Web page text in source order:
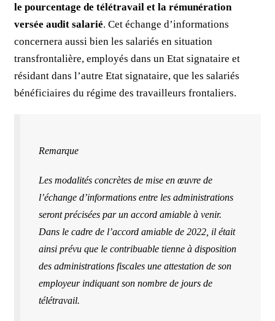
le pourcentage de télétravail et la rémunération
versée audit salarié. Cet échange d’informations
concernera aussi bien les salariés en situation
transfrontalière, employés dans un Etat signataire et
résidant dans l’autre Etat signataire, que les salariés
bénéficiaires du régime des travailleurs frontaliers.
Remarque
Les modalités concrètes de mise en œuvre de
l’échange d’informations entre les administrations
seront précisées par un accord amiable à venir.
Dans le cadre de l’accord amiable de 2022, il était
ainsi prévu que le contribuable tienne à disposition
des administrations fiscales une attestation de son
employeur indiquant son nombre de jours de
télétravail.